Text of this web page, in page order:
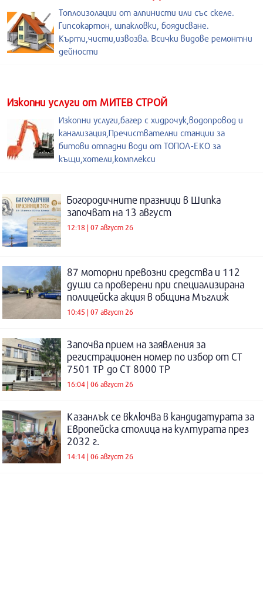
Топлоизолации от алпинисти или със скеле.
Гипсокартон, шпакловки, боядисване.
Кърти,чисти,извозва. Всички видове ремонтни
дейности
Изкопни услуги от МИТЕВ СТРОЙ
Изкопни услуги,багер с хидрочук,водопровод и
канализация,Пречиствателни станции за
битови отпадни води от ТОПОЛ-ЕКО за
къщи,хотели,комплекси
Богородичните празници в Шипка
започват на 13 август
12:18 | 07 август 26
87 моторни превозни средства и 112
души са проверени при специализирана
полицейска акция в община Мъглиж
10:45 | 07 август 26
Започва прием на заявления за
регистрационен номер по избор от СТ
7501 ТР до СТ 8000 ТР
16:04 | 06 август 26
Казанлък се включва в кандидатурата за
Европейска столица на културата през
2032 г.
14:14 | 06 август 26